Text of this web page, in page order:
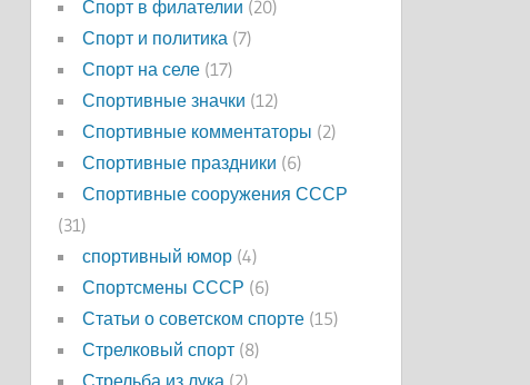
Спорт в филателии (20)
Спорт и политика (7)
Спорт на селе (17)
Спортивные значки (12)
Спортивные комментаторы (2)
Спортивные праздники (6)
Спортивные сооружения СССР
(31)
спортивный юмор (4)
Спортсмены СССР (6)
Статьи о советском спорте (15)
Стрелковый спорт (8)
Стрельба из лука (2)